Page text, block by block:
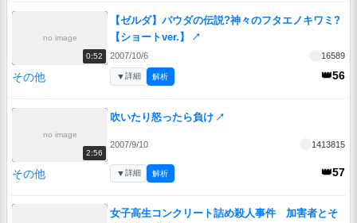
no image
0:52
【ゼルダ】パウダの伝説?神々のフタエノキワミ?
【ショートver.】
↗
2007/10/6 16589
その他 👑56
▼詳細 解析
no image
2:56
吹いたり怒ったら負け ↗
2007/9/10 1413815
その他 👑57
▼詳細 解析
女子高生コンクリート詰め殺人事件 加害者とそ